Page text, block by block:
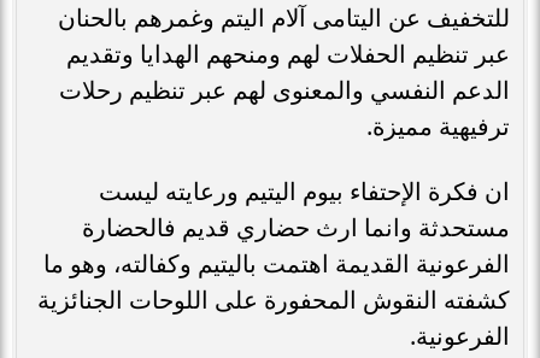
للتخفيف عن اليتامى آلام اليتم وغمرهم بالحنان
عبر تنظيم الحفلات لهم ومنحهم الهدايا وتقديم
الدعم النفسي والمعنوى لهم عبر تنظيم رحلات
ترفيهية مميزة.
ان فكرة الإحتفاء بيوم اليتيم ورعايته ليست
مستحدثة وانما ارث حضاري قديم فالحضارة
الفرعونية القديمة اهتمت باليتيم وكفالته، وهو ما
كشفته النقوش المحفورة على اللوحات الجنائزية
الفرعونية.